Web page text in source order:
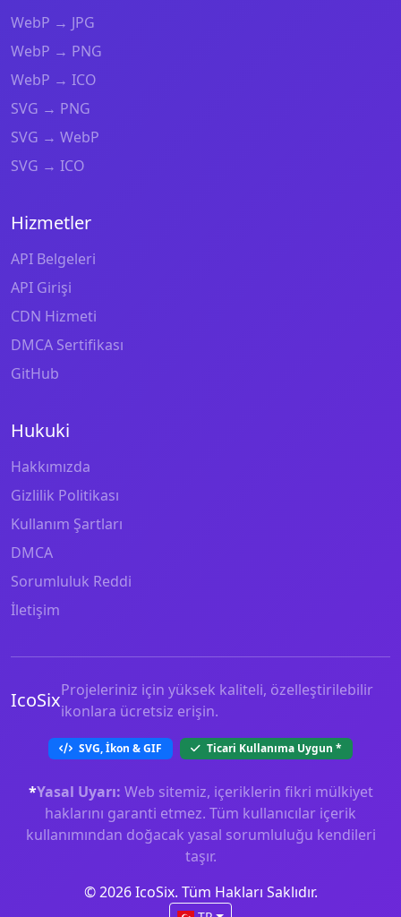
WebP → JPG
WebP → PNG
WebP → ICO
SVG → PNG
SVG → WebP
SVG → ICO
Hizmetler
API Belgeleri
API Girişi
CDN Hizmeti
DMCA Sertifikası
GitHub
Hukuki
Hakkımızda
Gizlilik Politikası
Kullanım Şartları
DMCA
Sorumluluk Reddi
İletişim
IcoSixProjeleriniz için yüksek kaliteli, özelleştirilebilir
ikonlara ücretsiz erişin.
SVG, İkon & GIF Ticari Kullanıma Uygun *
*Yasal Uyarı: Web sitemiz, içeriklerin fikri mülkiyet
haklarını garanti etmez. Tüm kullanıcılar içerik
kullanımından doğacak yasal sorumluluğu kendileri
taşır.
© 2026 IcoSix. Tüm Hakları Saklıdır.